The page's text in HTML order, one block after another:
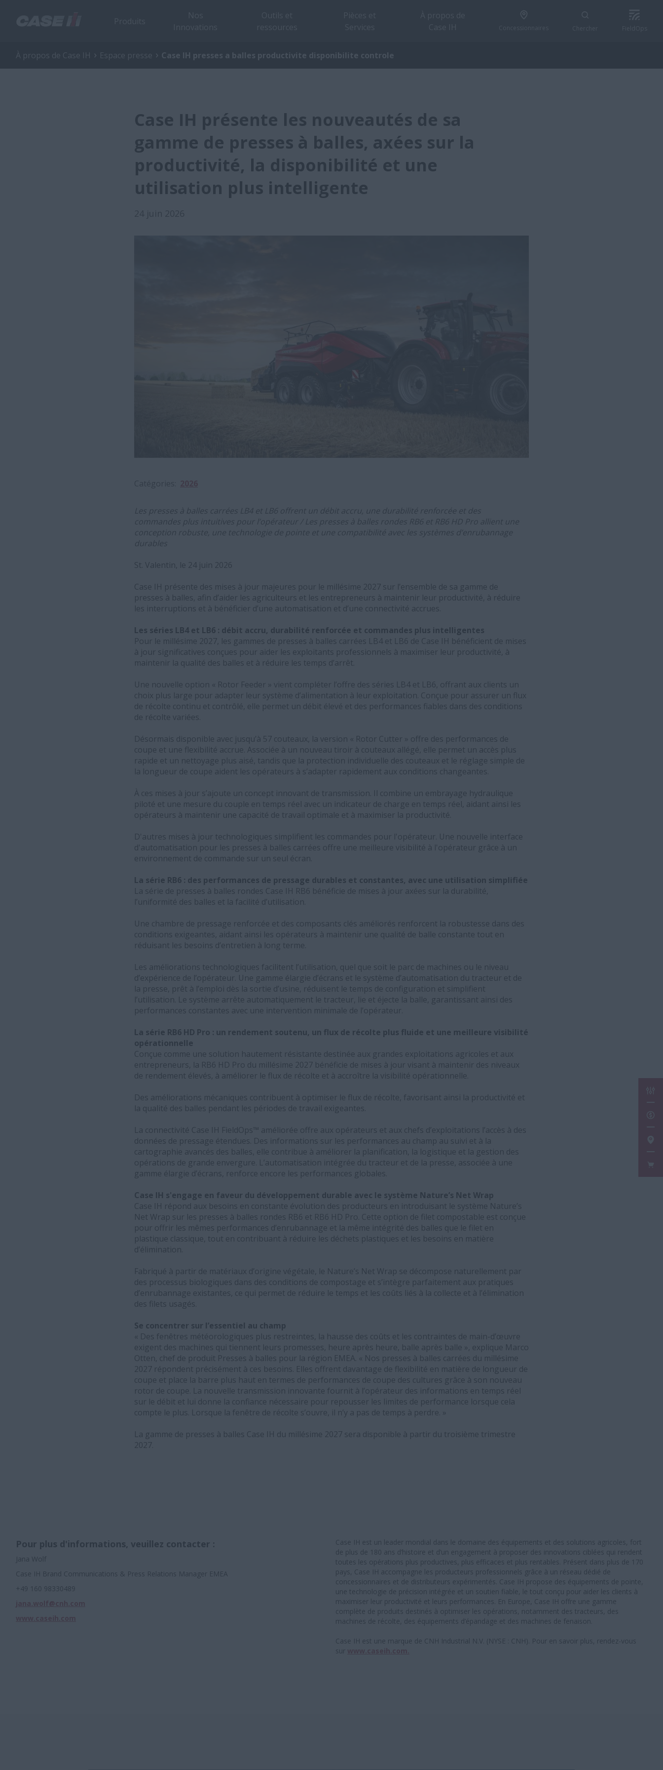
À propos de Case IH Espace presse Case IH presses a balles productivite disponibilite controle
Case IH présente les nouveautés de sa
gamme de presses à balles, axées sur la
productivité, la disponibilité et une
utilisation plus intelligente
Les presses à balles carrées LB4 et LB6 offrent un débit accru, une durabilité renforcée et des
commandes plus intuitives pour l’opérateur / Les presses à balles rondes RB6 et RB6 HD Pro allient une
conception robuste, une technologie de pointe et une compatibilité avec les systèmes d’enrubannage
durables
St. Valentin, le 24 juin 2026
Case IH présente des mises à jour majeures pour le millésime 2027 sur l’ensemble de sa gamme de
presses à balles, afin d’aider les agriculteurs et les entrepreneurs à maintenir leur productivité, à réduire
les interruptions et à bénéficier d’une automatisation et d’une connectivité accrues.
Les séries LB4 et LB6 : débit accru, durabilité renforcée et commandes plus intelligentes
Pour le millésime 2027, les gammes de presses à balles carrées LB4 et LB6 de Case IH bénéficient de mises
à jour significatives conçues pour aider les exploitants professionnels à maximiser leur productivité, à
maintenir la qualité des balles et à réduire les temps d’arrêt.
Une nouvelle option « Rotor Feeder » vient compléter l’offre des séries LB4 et LB6, offrant aux clients un
choix plus large pour adapter leur système d’alimentation à leur exploitation. Conçue pour assurer un flux
de récolte continu et contrôlé, elle permet un débit élevé et des performances fiables dans des conditions
de récolte variées.
Désormais disponible avec jusqu’à 57 couteaux, la version « Rotor Cutter » offre des performances de
coupe et une flexibilité accrue. Associée à un nouveau tiroir à couteaux allégé, elle permet un accès plus
rapide et un nettoyage plus aisé, tandis que la protection individuelle des couteaux et le réglage simple de
la longueur de coupe aident les opérateurs à s’adapter rapidement aux conditions changeantes.
À ces mises à jour s’ajoute un concept innovant de transmission. Il combine un embrayage hydraulique
piloté et une mesure du couple en temps réel avec un indicateur de charge en temps réel, aidant ainsi les
opérateurs à maintenir une capacité de travail optimale et à maximiser la productivité.
D'autres mises à jour technologiques simplifient les commandes pour l'opérateur. Une nouvelle interface
d'automatisation pour les presses à balles carrées offre une meilleure visibilité à l'opérateur grâce à un
environnement de commande sur un seul écran.
La série RB6 : des performances de pressage durables et constantes, avec une utilisation simplifiée
La série de presses à balles rondes Case IH RB6 bénéficie de mises à jour axées sur la durabilité,
l’uniformité des balles et la facilité d’utilisation.
Une chambre de pressage renforcée et des composants clés améliorés renforcent la robustesse dans des
conditions exigeantes, aidant ainsi les opérateurs à maintenir une qualité de balle constante tout en
réduisant les besoins d’entretien à long terme.
Les améliorations technologiques facilitent l’utilisation, quel que soit le parc de machines ou le niveau
d’expérience de l’opérateur. Une gamme élargie d’écrans et le système d’automatisation du tracteur et de
la presse, prêt à l’emploi dès la sortie d’usine, réduisent le temps de configuration et simplifient
l’utilisation. Le système arrête automatiquement le tracteur, lie et éjecte la balle, garantissant ainsi des
performances constantes avec une intervention minimale de l’opérateur.
La série RB6 HD Pro : un rendement soutenu, un flux de récolte plus fluide et une meilleure visibilité
opérationnelle
Conçue comme une solution hautement résistante destinée aux grandes exploitations agricoles et aux
entrepreneurs, la RB6 HD Pro du millésime 2027 bénéficie de mises à jour visant à maintenir des niveaux
de rendement élevés, à améliorer le flux de récolte et à accroître la visibilité opérationnelle.
Des améliorations mécaniques contribuent à optimiser le flux de récolte, favorisant ainsi la productivité et
la qualité des balles pendant les périodes de travail exigeantes.
La connectivité Case IH FieldOps™ améliorée offre aux opérateurs et aux chefs d’exploitations l’accès à des
données de pressage étendues. Des informations sur les performances au champ au suivi et à la
cartographie avancés des balles, elle contribue à améliorer la planification, la logistique et la gestion des
opérations de grande envergure. L’automatisation intégrée du tracteur et de la presse, associée à une
gamme élargie d’écrans, renforce encore les performances globales.
Case IH s'engage en faveur du développement durable avec le système Nature’s Net Wrap
Case IH répond aux besoins en constante évolution des producteurs en introduisant le système Nature’s
Net Wrap sur les presses à balles rondes RB6 et RB6 HD Pro. Cette option de filet compostable est conçue
pour offrir les mêmes performances d’enrubannage et la même intégrité des balles que le filet en
plastique classique, tout en contribuant à réduire les déchets plastiques et les besoins en matière
d’élimination.
Fabriqué à partir de matériaux d’origine végétale, le Nature’s Net Wrap se décompose naturellement par
des processus biologiques dans des conditions de compostage et s’intègre parfaitement aux pratiques
d’enrubannage existantes, ce qui permet de réduire le temps et les coûts liés à la collecte et à l’élimination
des filets usagés.
Se concentrer sur l’essentiel au champ
« Des fenêtres météorologiques plus restreintes, la hausse des coûts et les contraintes de main-d’œuvre
exigent des machines qui tiennent leurs promesses, heure après heure, balle après balle », explique Marco
Otten, chef de produit Presses à balles pour la région EMEA. « Nos presses à balles carrées du millésime
2027 répondent précisément à ces besoins. Elles offrent davantage de flexibilité en matière de longueur de
coupe et place la barre plus haut en termes de performances de coupe des cultures grâce à son nouveau
rotor de coupe. La nouvelle transmission innovante fournit à l’opérateur des informations en temps réel
sur le débit et lui donne la confiance nécessaire pour repousser les limites de performance lorsque cela
compte le plus. Lorsque la fenêtre de récolte s’ouvre, il n’y a pas de temps à perdre. »
La gamme de presses à balles Case IH du millésime 2027 sera disponible à partir du troisième trimestre
2027.
Pour plus d'informations, veuillez contacter :
Jana Wolf
Case IH Brand Communications & Press Relations Manager EMEA
+49 160 98330489
Case IH est un leader mondial dans le domaine des équipements et des solutions agricoles, fort
de plus de 180 ans d’histoire et d’un engagement à proposer des innovations ciblées qui rendent
toutes les opérations plus productives, plus efficaces et plus rentables. Présent dans plus de 170
pays, Case IH accompagne les producteurs professionnels grâce à un réseau dédié de
concessionnaires et de distributeurs expérimentés. Case IH propose des équipements de pointe,
une technologie de précision intégrée et un soutien fiable, le tout conçu pour aider les clients à
maximiser leur productivité et leurs performances. En Europe, Case IH offre une gamme
complète de produits destinés à optimiser les opérations, notamment des tracteurs, des
machines de récolte, des équipements d’épandage et des machines de fenaison.
Case IH est une marque de CNH Industrial N.V. (NYSE : CNH). Pour en savoir plus, rendez-vous
sur